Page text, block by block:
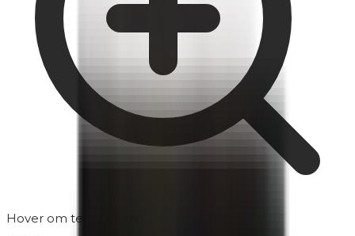
Hover om te zoomen